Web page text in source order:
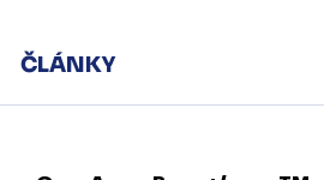
ČLÁNKY